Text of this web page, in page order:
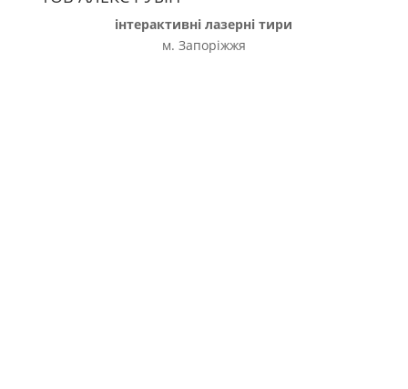
інтерактивні лазерні тири
м. Запоріжжя